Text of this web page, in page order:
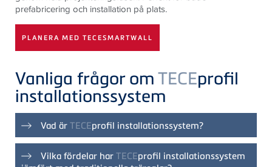
prefabricering och installation på plats.
PLANERA MED TECESMARTWALL
Vanliga frågor omTECEprofil
installationssystem
Vad är TECEprofil installationssystem?
installationssystem som används för att bygga
Vilka fördelar har TECEprofil installationssystem